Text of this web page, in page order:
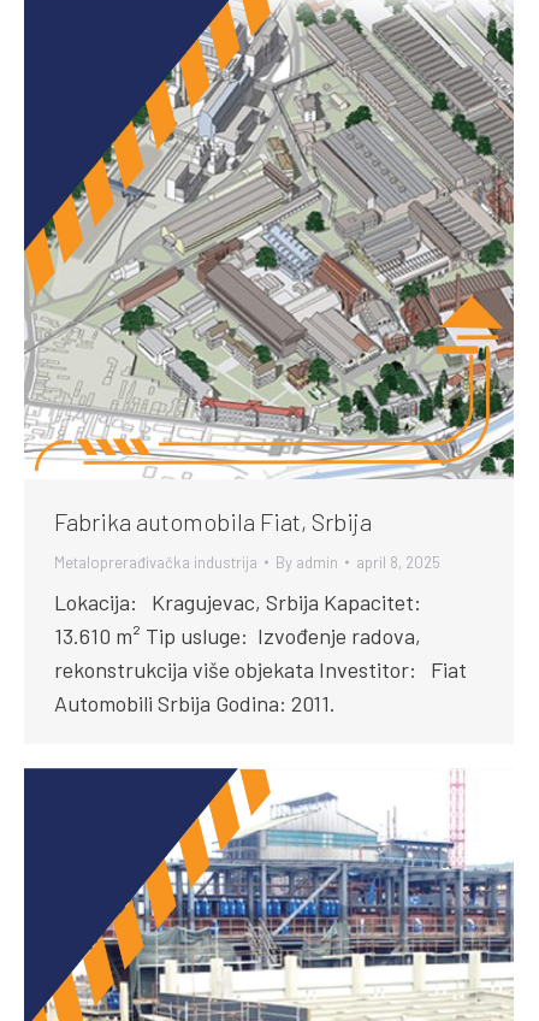
Fabrika automobila Fiat, Srbija
Metaloprerađivačka industrija By admin april 8, 2025
Lokacija: Kragujevac, Srbija Kapacitet:
13.610 m² Tip usluge: Izvođenje radova,
rekonstrukcija više objekata Investitor: Fiat
Automobili Srbija Godina: 2011.